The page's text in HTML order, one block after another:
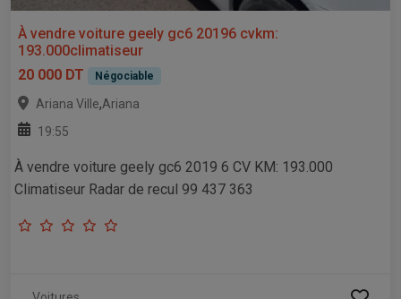
À vendre voiture geely gc6 20196 cvkm:
193.000climatiseur
20 000 DT
Négociable
Ariana Ville,Ariana
19:55
À vendre voiture geely gc6 2019 6 CV KM: 193.000
Climatiseur Radar de recul 99 437 363